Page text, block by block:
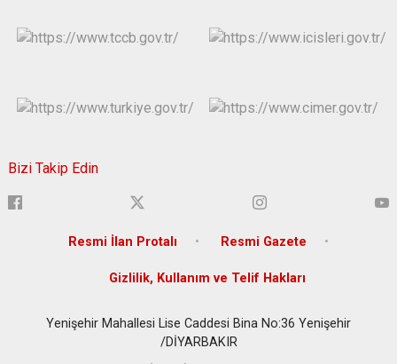
Bizi Takip Edin
Resmi İlan Protalı Resmi Gazete
Gizlilik, Kullanım ve Telif Hakları
Yenişehir Mahallesi Lise Caddesi Bina No:36 Yenişehir
/DİYARBAKIR